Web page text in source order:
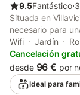
9.5Fantástico⋅
Situada en
necesario para
2 plantas consta
equipada, 2
personas. Los
lavadora.
vacacional
Wifi Jardín
Cancelación
desde 96 € por
Ideal para